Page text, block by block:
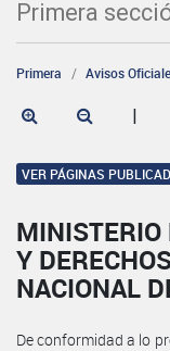
Primera
Primera Avisos
|
VER PÁGINAS
Y
NACIONAL
De conformidad a lo